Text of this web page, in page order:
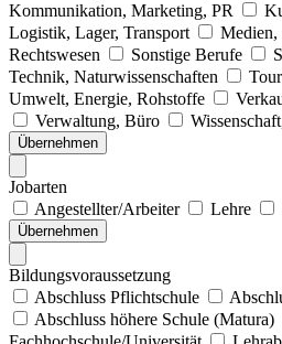
Kommunikation, Marketing, PR
Logistik, Lager, Transport
Medien,
Rechtswesen
Sonstige Berufe
Technik, Naturwissenschaften
Umwelt, Energie, Rohstoffe
Verwaltung, Büro
Übernehmen
Jobarten
Angestellter/Arbeiter
Lehre
Übernehmen
Bildungsvoraussetzung
Abschluss Pflichtschule
Abschluss höhere Schule (Matura)